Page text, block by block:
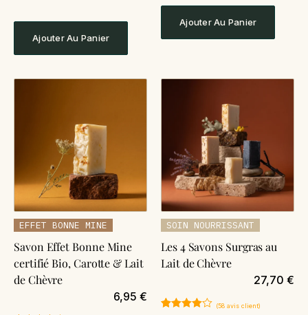
basé sur
notations
clientAjouter Au Panier
basé sur
notations
clientAjouter Au Panier
EFFET BONNE MINE
Savon Effet Bonne Mine
certifié Bio, Carotte & Lait
de Chèvre
6,95 €
SOIN NOURRISSANT
Les 4 Savons Surgras au
Lait de Chèvre
27,70 €
(58avis client)